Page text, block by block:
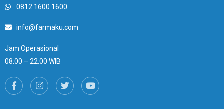
0812 1600 1600
info@farmaku.com
Jam Operasional
08:00 – 22:00 WIB